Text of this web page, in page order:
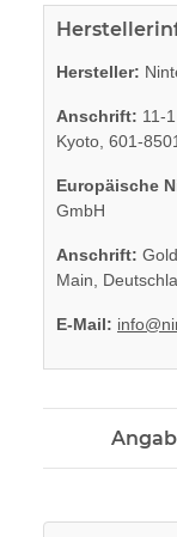
Hersteller:
Anschrift: 11-
Kyoto, 601-
Europäische
GmbH
Anschrift:
Main,
E-Mail: